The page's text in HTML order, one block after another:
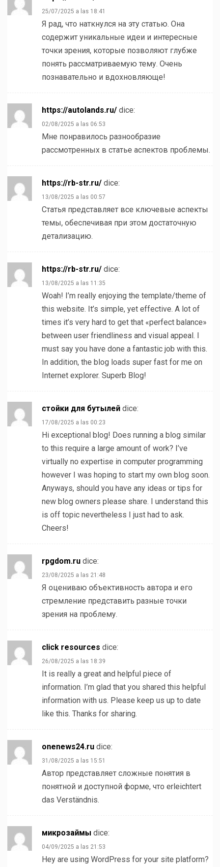
25/07/2025 a las 18:41
Я рад, что наткнулся на эту статью. Она
содержит уникальные идеи и интересные
точки зрения, которые позволяют глубже
понять рассматриваемую тему. Очень
познавательно и вдохновляюще!
https://autolands.ru/ dice:
02/08/2025 a las 06:53
Мне понравилось разнообразие
рассмотренных в статье аспектов проблемы.
https://rb-str.ru/ dice:
13/08/2025 a las 00:57
Статья представляет все ключевые аспекты
темы, обеспечивая при этом достаточную
детализацию.
https://rb-str.ru/ dice:
13/08/2025 a las 11:35
Woah! I’m really enjoying the template/theme of
this website. It’s simple, yet effective. A lot of
times it’s very hard to get that «perfect balance»
between user friendliness and visual appeal. I
must say you have done a fantastic job with this.
In addition, the blog loads super fast for me on
Internet explorer. Superb Blog!
стойки для бутылей dice:
17/08/2025 a las 00:23
Hi exceptional blog! Does running a blog similar
to this require a large amount of work? I’ve
virtually no expertise in computer programming
however I was hoping to start my own blog soon.
Anyways, should you have any ideas or tips for
new blog owners please share. I understand this
is off topic nevertheless I just had to ask.
Cheers!
rpgdom.ru dice:
23/08/2025 a las 21:48
Я оцениваю объективность автора и его
стремление представить разные точки
зрения на проблему.
click resources dice:
26/08/2025 a las 18:39
It is really a great and helpful piece of
information. I’m glad that you shared this helpful
information with us. Please keep us up to date
like this. Thanks for sharing.
onenews24.ru dice:
31/08/2025 a las 15:51
Автор представляет сложные понятия в
понятной и доступной форме, что erleichtert
das Verständnis.
микрозаймы dice:
04/09/2025 a las 21:53
Hey are using WordPress for your site platform?